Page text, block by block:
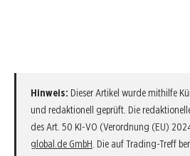
Hinweis: Dieser Artikel wurde mithilfe
und redaktionell geprüft. Die
des Art. 50 KI-VO (Verordnung (EU)
global.de GmbH . Die auf Trading-Treff